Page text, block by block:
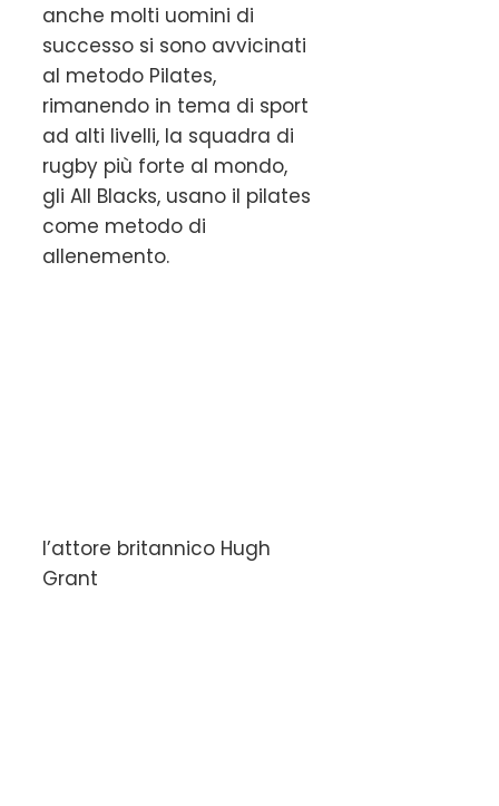
anche molti uomini di
successo si sono avvicinati
al metodo Pilates,
rimanendo in tema di sport
ad alti livelli, la squadra di
rugby più forte al mondo,
gli All Blacks, usano il pilates
come metodo di
allenemento.
l’attore britannico Hugh
Grant